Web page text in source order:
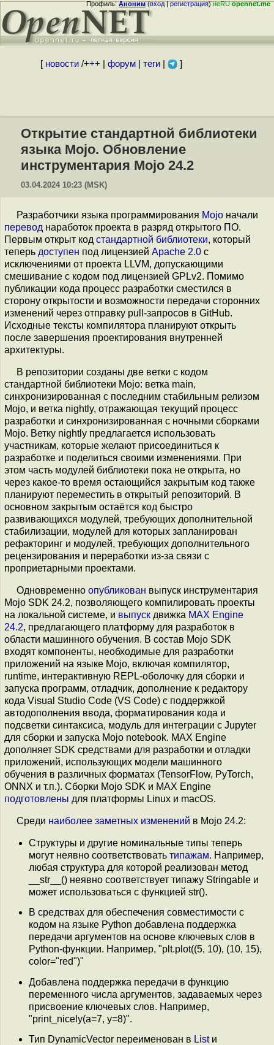
Профиль:Аноним(вход|регистрация)неRUopennet.me
[ новости/+++ форум| теги| ]
Открытие стандартной библиотеки
языка Mojo. Обновление
инструментария Mojo 24.2
03.04.2024 10:23 (MSK)
Разработчики языка программирования Mojo начали
перевод наработок проекта в разряд открытого ПО.
Первым открыт код стандартной библиотеки, который
теперь доступен под лицензией Apache 2.0 c
исключениями от проекта LLVM, допускающими
смешивание с кодом под лицензией GPLv2. Помимо
публикации кода процесс разработки сместился в
сторону открытости и возможности передачи сторонних
изменений через отправку pull-запросов в GitHub.
Исходные тексты компилятора планируют открыть
после завершения проектирования внутренней
архитектуры.
В репозитории созданы две ветки с кодом
стандартной библиотеки Mojo: ветка main,
синхронизированная с последним стабильным релизом
Mojo, и ветка nightly, отражающая текущий процесс
разработки и синхронизированная с ночными сборками
Mojo. Ветку nightly предлагается использовать
участникам, которые желают присоединиться к
разработке и поделиться своими изменениями. При
этом часть модулей библиотеки пока не открыта, но
через какое-то время остающийся закрытым код также
планируют переместить в открытый репозиторий. В
основном закрытым остаётся код быстро
развивающихся модулей, требующих дополнительной
стабилизации, модулей для которых запланирован
рефакторинг и модулей, требующих дополнительного
рецензирования и переработки из-за связи с
проприетарными проектами.
Одновременно опубликован выпуск инструментария
Mojo SDK 24.2, позволяющего компилировать проекты
на локальной системе, и выпуск движка MAX Engine
24.2, предлагающего платформу для разработок в
области машинного обучения. В состав Mojo SDK
входят компоненты, необходимые для разработки
приложений на языке Mojo, включая компилятор,
runtime, интерактивную REPL-оболочку для сборки и
запуска программ, отладчик, дополнение к редактору
кода Visual Studio Code (VS Code) с поддержкой
автодополнения ввода, форматирования кода и
подсветки синтаксиса, модуль для интеграции с Jupyter
для сборки и запуска Mojo notebook. MAX Engine
дополняет SDK средствами для разработки и отладки
приложений, использующих модели машинного
обучения в различных форматах (TensorFlow, PyTorch,
ONNX и т.п.). Сборки Mojo SDK и MAX Engine
подготовлены для платформы Linux и macOS.
Среди наиболее заметных изменений в Mojo 24.2:
Структуры и другие номинальные типы теперь
могут неявно соответствовать типажам. Например,
любая структура для которой реализован метод
__str__() неявно соответствует типажу Stringable и
может использоваться с функцией str().
В средствах для обеспечения совместимости с
кодом на языке Python добавлена поддержка
передачи аргументов на основе ключевых слов в
Python-функции. Например, "plt.plot((5, 10), (10, 15),
color="red")"
Добавлена поддержка передачи в функцию
переменного числа аргументов, задаваемых через
присвоение ключевых слов. Например,
"print_nicely(a=7, y=8)".
Тип DynamicVector переименован в Listи